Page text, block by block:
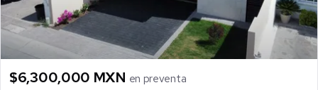
$6,300,000 MXN en preventa